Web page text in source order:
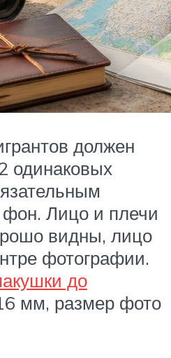
должен
одинаковых
Лицо и плечи
видны, лицо
фотографии.
до
мм, размер фото